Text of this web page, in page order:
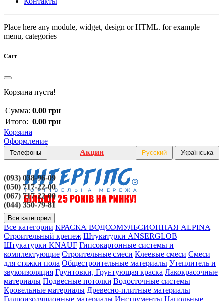
Place here any module, widget, design or HTML. for example
menu, categories
Cart
Корзина пуста!
Сумма: 0.00 грн
Итого: 0.00 грн
Корзина
Оформление
Телефоны
(093) 038-96-09
(050) 717-22-00
(067) 717-22-00
(044) 350-79-81
Акции Русский Українська
Все категории
Все категории КРАСКА ВОДОЭМУЛЬСИОННАЯ ALPINA
Строительный крепеж Штукатурки ANSERGLOB
Штукатурки KNAUF Гипсокартонные системы и
комплектующие Строительные смеси Клеевые смеси Смеси
для стяжки пола Общестроительные материалы Утеплитель и
звукоизоляция Грунтовки, Грунтующая краска Лакокрасочные
материалы Подвесные потолки Водосточные системы
Кровельные материалы Древесно-плитные материалы
Гидроизоляционные материалы Инструменты Напольные